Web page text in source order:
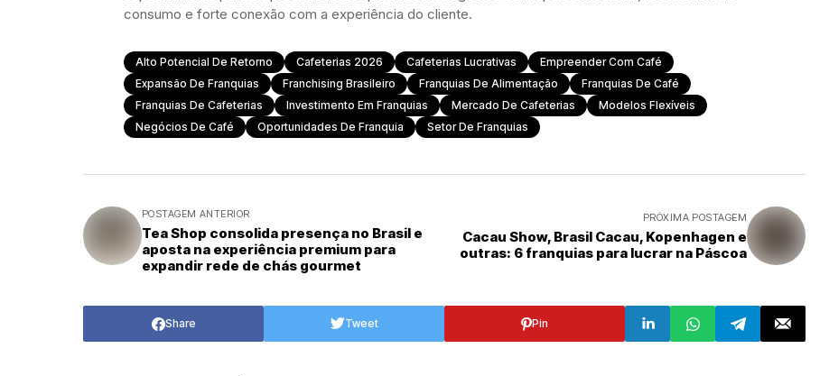
consumo e forte conexão com a experiência do cliente.
Alto Potencial De Retorno Cafeterias 2026 Cafeterias Lucrativas
Empreender Com Café
Expansão De Franquias
Franchising Brasileiro Franquias De Alimentação
Franquias De Café
Franquias De Cafeterias
Investimento Em Franquias Mercado De Cafeterias
Modelos Flexíveis
Negócios De Café
Oportunidades De Franquia Setor De Franquias
POSTAGEM ANTERIOR
Tea Shop consolida presença no Brasil e
aposta na experiência premium para
expandir rede de chás gourmet
PRÓXIMA POSTAGEM
Cacau Show, Brasil Cacau, Kopenhagen e
outras: 6 franquias para lucrar na Páscoa
Share Tweet Pin